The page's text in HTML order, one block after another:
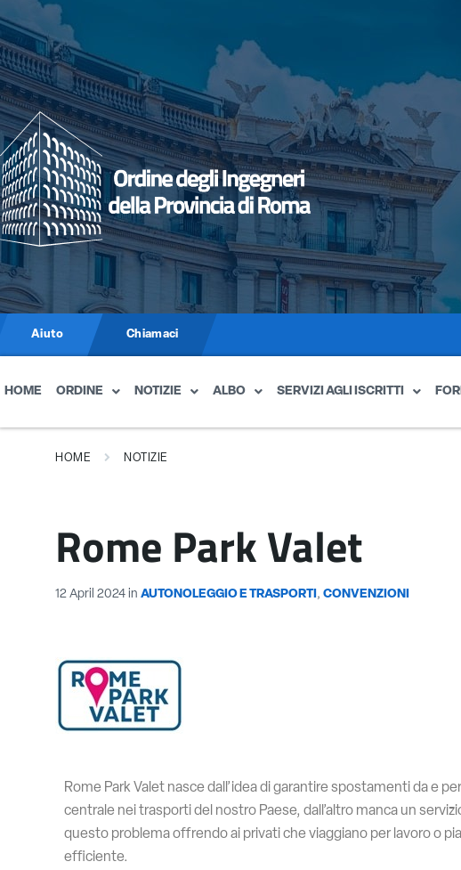
Aiuto Chiamaci
HOME ORDINE NOTIZIE ALBO SERVIZI AGLI ISCRITTI
HOME NOTIZIE
Rome Park Valet
12 April 2024 in AUTONOLEGGIO E TRASPORTI, CONVENZIONI
Rome Park Valet nasce dall’idea di garantire spostamenti da e
centrale nei trasporti del nostro Paese, dall’altro manca un
questo problema offrendo ai privati che viaggiano per lavoro o
efficiente.